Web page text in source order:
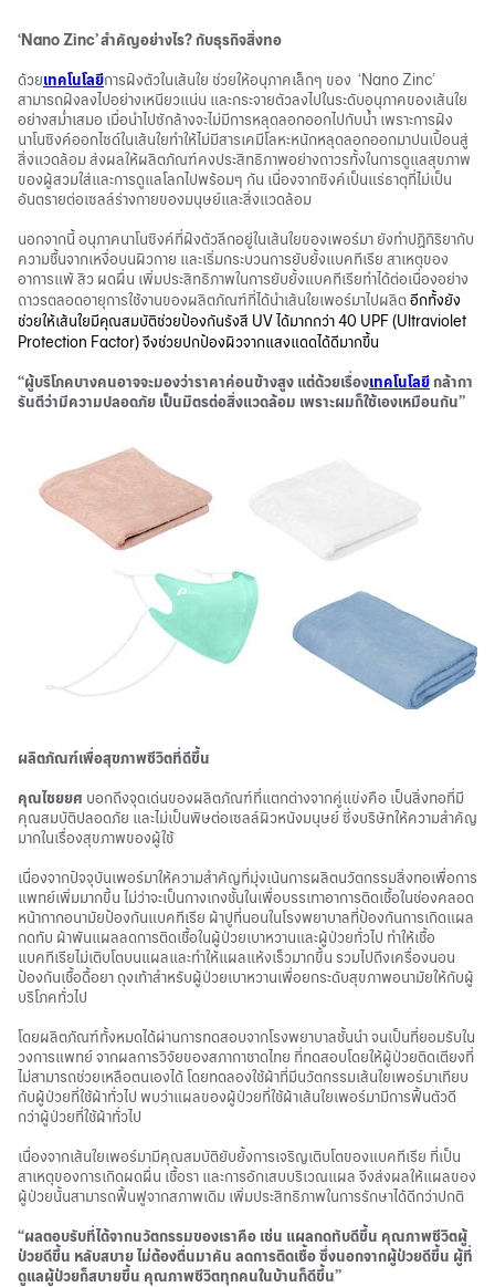
‘Nano Zinc’ สำคัญอย่างไร? กับธุรกิจสิ่งทอ
ด้วยเทคโนโลยีการฝังตัวในเส้นใย ช่วยให้อนุภาคเล็กๆ ของ ‘Nano Zinc’
สามารถฝังลงไปอย่างเหนียวแน่น และกระจายตัวลงไปในระดับอนุภาคของเส้นใย
อย่างสม่ำเสมอ เมื่อนำไปซักล้างจะไม่มีการหลุดลอกออกไปกับน้ำ เพราะการฝัง
นาโนซิงค์ออกไซด์ในเส้นใยทำให้ไม่มีสารเคมีโลหะหนักหลุดลอกออกมาปนเปื้อนสู่
สิ่งแวดล้อม ส่งผลให้ผลิตภัณฑ์คงประสิทธิภาพอย่างถาวรทั้งในการดูแลสุขภาพ
ของผู้สวมใส่และการดูแลโลกไปพร้อมๆ กัน เนื่องจากซิงค์เป็นแร่ธาตุที่ไม่เป็น
อันตรายต่อเซลล์ร่างกายของมนุษย์และสิ่งแวดล้อม
นอกจากนี้ อนุภาคนาโนซิงค์ที่ฝังตัวลึกอยู่ในเส้นใยของเพอร์มา ยังทำปฏิกิริยากับ
ความชื้นจากเหงื่อบนผิวกาย และเริ่มกระบวนการยับยั้งแบคทีเรีย สาเหตุของ
อาการแพ้ สิว ผดผื่น เพิ่มประสิทธิภาพในการยับยั้งแบคทีเรียทำได้ต่อเนื่องอย่าง
ถาวรตลอดอายุการใช้งานของผลิตภัณฑ์ที่ได้นำเส้นใยเพอร์มาไปผลิตอีกทั้งยัง
ช่วยให้เส้นใยมีคุณสมบัติช่วยป้องกันรังสี UV ได้มากกว่า 40 UPF (Ultraviolet
Protection Factor) จึงช่วยปกป้องผิวจากแสงแดดได้ดีมากขึ้น
“ผู้บริโภคบางคนอาจจะมองว่าราคาค่อนข้างสูง แต่ด้วยเรื่องเทคโนโลยีกล้ากา
รันตีว่ามีความปลอดภัย เป็นมิตรต่อสิ่งแวดล้อม เพราะผมก็ใช้เองเหมือนกัน”
ผลิตภัณฑ์เพื่อสุขภาพชีวิตที่ดีขึ้น
คุณไชยยศ บอกถึงจุดเด่นของผลิตภัณฑ์ที่แตกต่างจากคู่แข่งคือ เป็นสิ่งทอที่มี
คุณสมบัติปลอดภัย และไม่เป็นพิษต่อเซลล์ผิวหนังมนุษย์ ซึ่งบริษัทให้ความสำคัญ
มากในเรื่องสุขภาพของผู้ใช้
เนื่องจากปัจจุบันเพอร์มาให้ความสำคัญที่มุ่งเน้นการผลิตนวัตกรรมสิ่งทอเพื่อการ
แพทย์เพิ่มมากขึ้น ไม่ว่าจะเป็นกางเกงชั้นในเพื่อบรรเทาอาการติดเชื้อในช่องคลอด
หน้ากากอนามัยป้องกันแบคทีเรีย ผ้าปูที่นอนในโรงพยาบาลที่ป้องกันการเกิดแผล
กดทับ ผ้าพันแผลลดการติดเชื้อในผู้ป่วยเบาหวานและผู้ป่วยทั่วไป ทำให้เชื้อ
แบคทีเรียไม่เติบโตบนแผลและทำให้แผลแห้งเร็วมากขึ้น รวมไปถึงเครื่องนอน
ป้องกันเชื้อดื้อยา ถุงเท้าสำหรับผู้ป่วยเบาหวานเพื่อยกระดับสุขภาพอนามัยให้กับผู้
บริโภคทั่วไป
โดยผลิตภัณฑ์ทั้งหมดได้ผ่านการทดสอบจากโรงพยาบาลชั้นนำ จนเป็นที่ยอมรับใน
วงการแพทย์ จากผลการวิจัยของสภากาชาดไทย ที่ทดสอบโดยให้ผู้ป่วยติดเตียงที่
ไม่สามารถช่วยเหลือตนเองได้ โดยทดลองใช้ผ้าที่มีนวัตกรรมเส้นใยเพอร์มาเทียบ
กับผู้ป่วยที่ใช้ผ้าทั่วไป พบว่าแผลของผู้ป่วยที่ใช้ผ้าเส้นใยเพอร์มามีการฟื้นตัวดี
กว่าผู้ป่วยที่ใช้ผ้าทั่วไป
เนื่องจากเส้นใยเพอร์มามีคุณสมบัติยับยั้งการเจริญเติบโตของแบคทีเรีย ที่เป็น
สาเหตุของการเกิดผดผื่น เชื้อรา และการอักเสบบริเวณแผล จึงส่งผลให้แผลของ
ผู้ป่วยนั้นสามารถฟื้นฟูจากสภาพเดิม เพิ่มประสิทธิภาพในการรักษาได้ดีกว่าปกติ
“ผลตอบรับที่ได้จากนวัตกรรมของเราคือ เช่น แผลกดทับดีขึ้น คุณภาพชีวิตผู้
ป่วยดีขึ้น หลับสบาย ไม่ต้องตื่นมาคัน ลดการติดเชื้อ ซึ่งนอกจากผู้ป่วยดีขึ้น ผู้ที่
ดูแลผู้ป่วยก็สบายขึ้น คุณภาพชีวิตทุกคนในบ้านก็ดีขึ้น”